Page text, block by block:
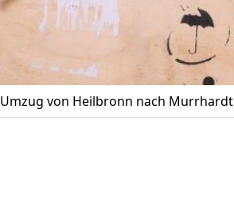
Umzug von Heilbronn nach Murrhardt